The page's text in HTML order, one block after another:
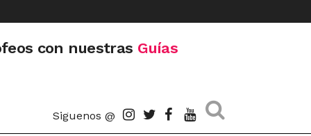
con nuestras Guías
Siguenos @